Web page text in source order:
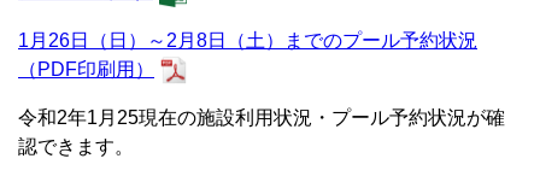
1月26日（日）～2月8日（土）までのプール予約状況
（PDF印刷用）
令和2年1月25現在の施設利用状況・プール予約状況が確
認できます。